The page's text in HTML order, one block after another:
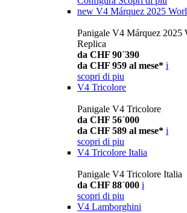
new V4 Márquez 2025
Panigale V4 Márquez 2025
Replica
da CHF 90´390
da CHF 959 al mese* i
scopri di piu
V4 Tricolore
Panigale V4 Tricolore
da CHF 56´000
da CHF 589 al mese* i
scopri di piu
V4 Tricolore Italia
Panigale V4 Tricolore Italia
da CHF 88´000 i
scopri di piu
V4 Lamborghini